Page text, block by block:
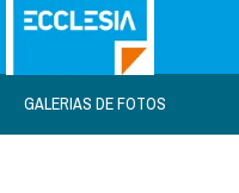
GALERIAS DE FOTOS